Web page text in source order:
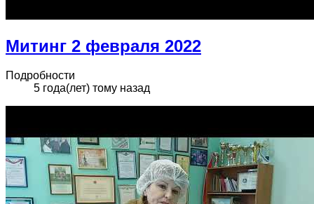
Митинг 2 февраля 2022
Подробности
5 года(лет) тому назад